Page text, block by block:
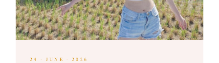
24 · JUNE · 2026